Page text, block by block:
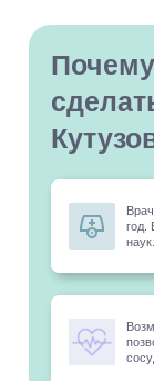
год.
наук.